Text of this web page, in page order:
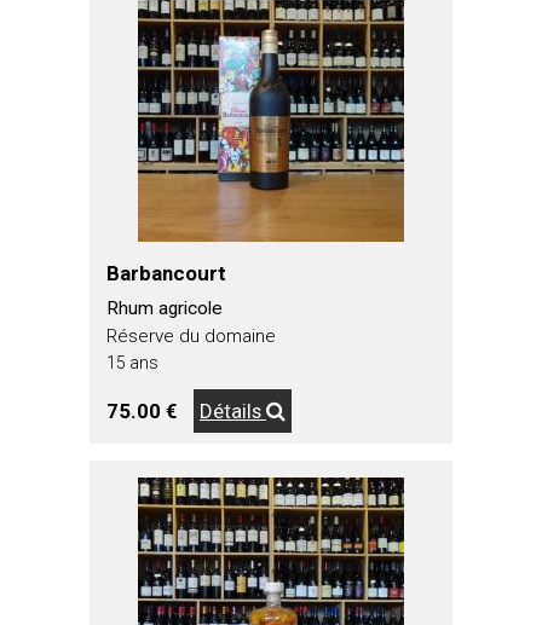
Barbancourt
Rhum agricole
Réserve du domaine
15 ans
75.00 € Détails